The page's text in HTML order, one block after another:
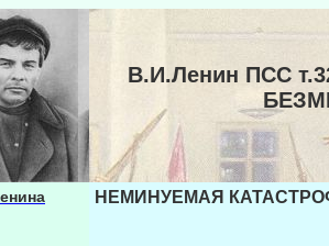
В.И.Ленин ПСС
НЕМИНУЕМАЯ